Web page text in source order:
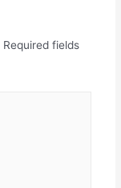
Required fields